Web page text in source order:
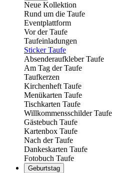
Neue Kollektion
Rund um die Taufe
Eventplattform
Vor der Taufe
Taufeinladungen
Sticker Taufe
Absenderaufkleber Taufe
Am Tag der Taufe
Taufkerzen
Kirchenheft Taufe
Menükarten Taufe
Tischkarten Taufe
Willkommensschilder Taufe
Gästebuch Taufe
Kartenbox Taufe
Nach der Taufe
Dankeskarten Taufe
Fotobuch Taufe
Geburtstag